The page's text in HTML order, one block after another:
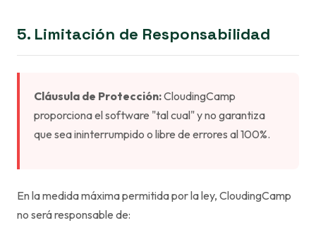
5. Limitación de Responsabilidad
Cláusula de Protección:CloudingCamp
proporciona el software "tal cual" y no garantiza
que sea ininterrumpido o libre de errores al 100%.
En la medida máxima permitida por la ley, CloudingCamp
no será responsable de: